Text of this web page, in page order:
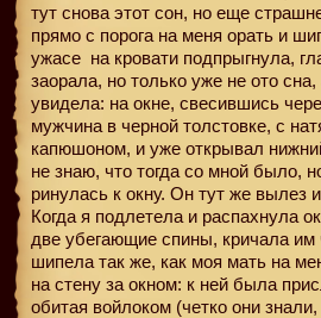
тут снова этот сон, но еще
прямо с порога на меня орать и
ужасе на кровати подпрыгнула,
заорала, но только уже не ото сна,
увидела: на окне, свесившись
мужчина в черной толстовке, с
капюшоном, и уже открывал
не знаю, что тогда со мной было,
ринулась к окну. Он тут же вылез
Когда я подлетела и распахнула
две убегающие спины, кричала им
шипела так же, как моя мать на
на стену за окном: к ней была
обитая войлоком (четко они